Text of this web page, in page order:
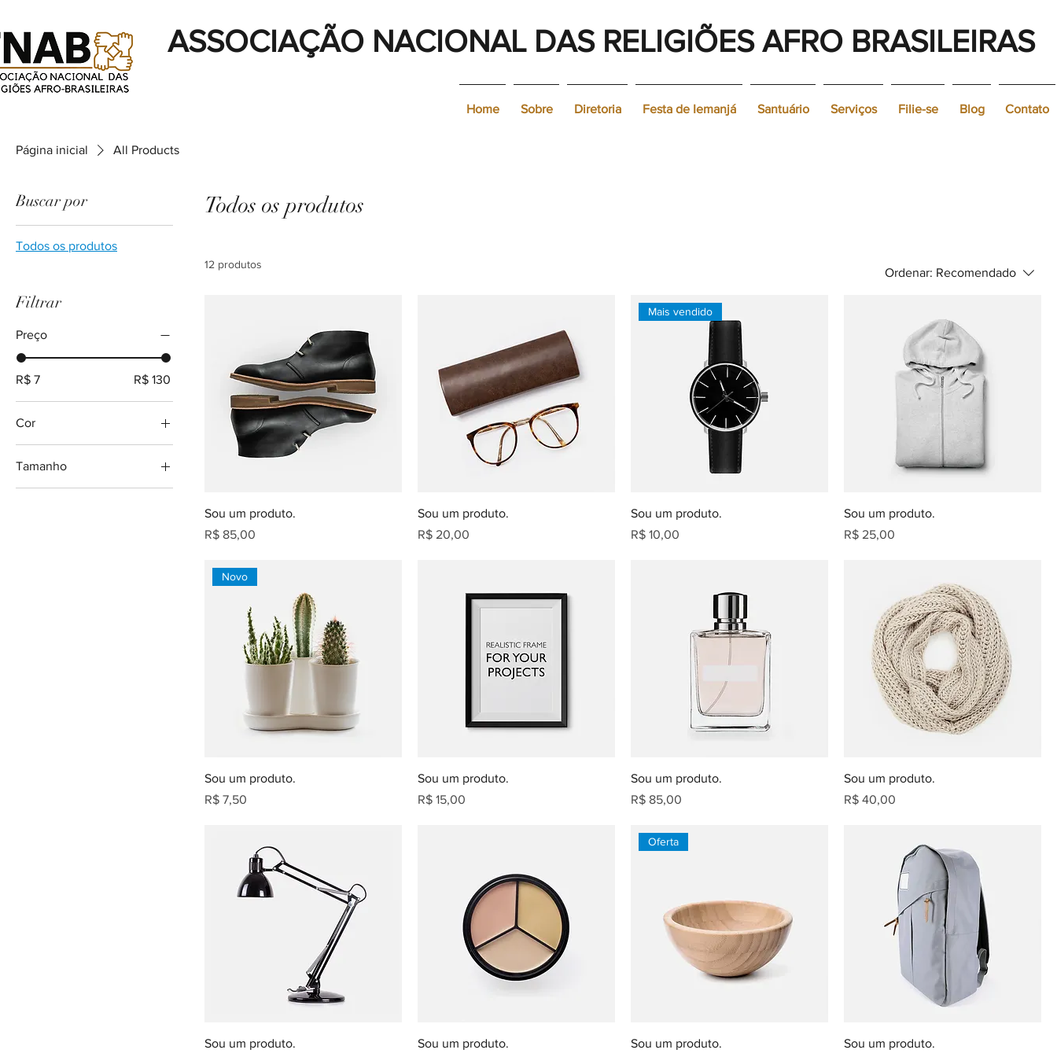
ASSOCIAÇÃO NACIONAL DAS RELIGIÕES AFRO BRASILEIRAS
Home Sobre Diretoria Festa de Iemanjá Santuário Serviços Filie-se Blog Contato
Página inicial All Products
Buscar por
Todos os produtos
Filtrar
Preço
R$ 7 R$ 130
Cor
Tamanho
Todos os produtos
12 produtos
Ordenar: Recomendado
Sou um produto.
Preço
R$ 85,00
Sou um produto.
Preço
R$ 20,00
Mais vendido
Sou um produto.
Preço
R$ 10,00
Sou um produto.
Preço
R$ 25,00
Novo
Sou um produto.
Preço
R$ 7,50
Sou um produto.
Preço
R$ 15,00
Sou um produto.
Preço
R$ 85,00
Sou um produto.
Preço
R$ 40,00
Sou um produto. Sou um produto.
Oferta
Sou um produto. Sou um produto.